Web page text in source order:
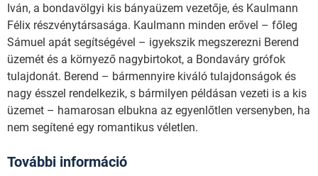
Iván, a bondavölgyi kis bányaüzem vezetője, és Kaulmann
Félix részvénytársasága. Kaulmann minden erővel – főleg
Sámuel apát segítségével – igyekszik megszerezni Berend
üzemét és a környező nagybirtokot, a Bondaváry grófok
tulajdonát. Berend – bármennyire kiváló tulajdonságok és
nagy ésszel rendelkezik, s bármilyen példásan vezeti is a kis
üzemet – hamarosan elbukna az egyenlőtlen versenyben, ha
nem segítené egy romantikus véletlen.
További információ